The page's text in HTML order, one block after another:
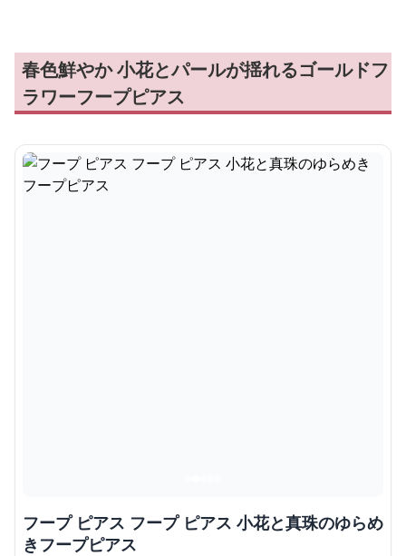
春色鮮やか 小花とパールが揺れるゴールドフ
ラワーフープピアス
フープ ピアス フープ ピアス 小花と真珠のゆらめ
きフープピアス